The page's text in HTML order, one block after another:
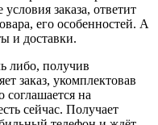
заказа, ответит
его особенностей. А
и доставки.
либо, получив
заказ, укомплектовав
на
сейчас. Получает